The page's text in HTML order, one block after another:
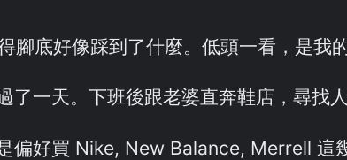
腳底好像踩到了什麼。低頭一看，是我
一天。下班後跟老婆直奔鞋店，尋找人
偏好買 Nike, New Balance, Merrell 這